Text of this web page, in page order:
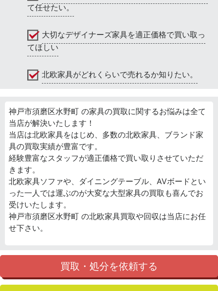
て任せたい。
大切なデザイナーズ家具を適正価格で買い取っ
てほしい
北欧家具がどれくらいで売れるか知りたい。
神戸市須磨区水野町 の家具の買取に関するお悩みは全て
当店が解決いたします！
当店は北欧家具をはじめ、多数の北欧家具、ブランド家
具の買取実績が豊富です。
経験豊富なスタッフが適正価格で買い取りさせていただ
きます。
北欧家具ソファや、ダイニングテーブル、AVボードとい
った一人では運ぶのが大変な大型家具の買取も喜んでお
受けいたします。
神戸市須磨区水野町 の北欧家具買取や回収は当店にお任
せ下さい。
買取・処分を依頼する